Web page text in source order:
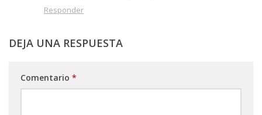
Responder
DEJA UNA RESPUESTA
Comentario *